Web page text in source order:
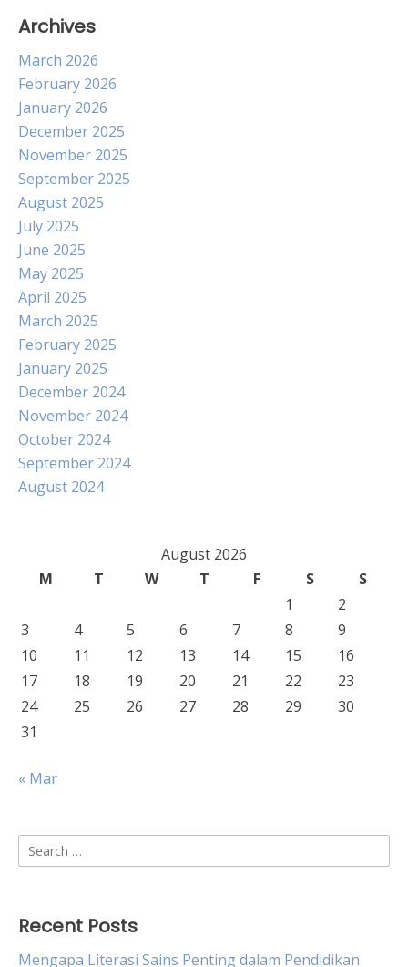
Archives
March 2026
February 2026
January 2026
December 2025
November 2025
September 2025
August 2025
July 2025
June 2025
May 2025
April 2025
March 2025
February 2025
January 2025
December 2024
November 2024
October 2024
September 2024
August 2024
August 2026
M
T W T F S
S
1
2
3
4 5 6 7 8
9
10
11 12 13 14 15
16
17
18 19 20 21 22
23
24
25 26 27 28 29
30
31
« Mar
Search
for:
Recent Posts
Mengapa Literasi Sains Penting dalam Pendidikan